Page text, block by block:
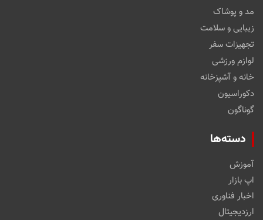
مد و پوشاک
زیبایی و سلامت
تجهیزات سفر
لوازم ورزشی
خانه و آشپزخانه
دکوراسیون
گوناگون
دسته‌ها
آموزش
اپ بازار
اخبار فناوری
ارزدیجیتال